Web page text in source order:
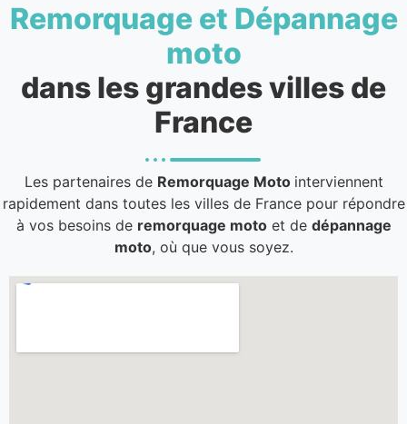
Remorquage et Dépannage
moto
dans les grandes villes de
France
Les partenaires de Remorquage Moto interviennent
rapidement dans toutes les villes de France pour répondre
à vos besoins de remorquage motoet de dépannage
moto, où que vous soyez.